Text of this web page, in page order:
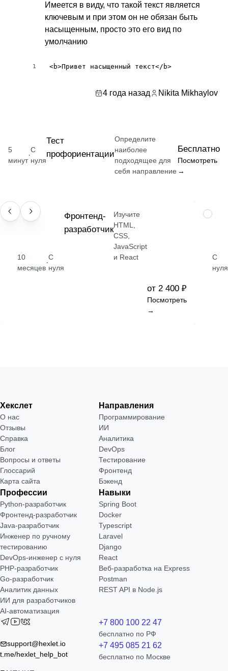
Имеется в виду, что такой текст является
ключевым и при этом он не обязан быть
насыщенным, просто это его вид по
умолчанию
1 <b>Привет насыщенный текст</b>
4 года назад Nikita Mikhaylov
5
минут
·
С
нуля
Тест
профориентации
Определите
наиболее
подходящее для
себя направление
Бесплатно
Посмотреть
→
ПРОФЕССИЯ
10
месяцев
·
С
нуля
Фронтенд-
разработчик
Изучите
HTML,
CSS,
JavaScript
и React
от 2 400 ₽
Посмотреть
→
НАВЫК
С
нуля
Хекслет
О нас
Отзывы
Справка
Блог
Вопросы и ответы
Глоссарий
Карта сайта
Направления
Программирование
ИИ
Аналитика
DevOps
Тестирование
Фронтенд
Бэкенд
Профессии
Python-разработчик
Фронтенд-разработчик
Java-разработчик
Инженер по ручному
тестированию
DevOps-инженер с нуля
РНР-разработчик
Go-разработчик
Аналитик данных
ИИ для разработчиков
AI-автоматизация
Навыки
Spring Boot
Docker
Typescript
Laravel
Django
React
Веб-разработка на Express
Postman
REST API в Node.js
support@hexlet.io
t.me/hexlet_help_bot
+7 800 100 22 47
бесплатно по РФ
+7 495 085 21 62
бесплатно по Москве